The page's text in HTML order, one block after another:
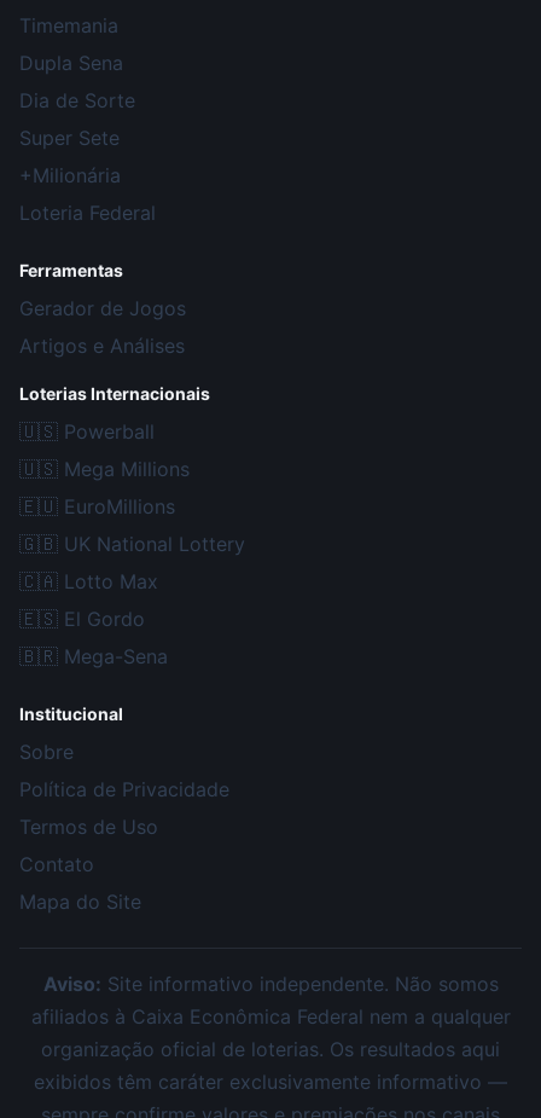
Timemania
Dupla Sena
Dia de Sorte
Super Sete
+Milionária
Loteria Federal
Ferramentas
Gerador de Jogos
Artigos e Análises
Loterias Internacionais
🇺🇸 Powerball
🇺🇸 Mega Millions
🇪🇺 EuroMillions
🇬🇧 UK National Lottery
🇨🇦 Lotto Max
🇪🇸 El Gordo
🇧🇷 Mega-Sena
Institucional
Sobre
Política de Privacidade
Termos de Uso
Contato
Mapa do Site
Aviso: Site informativo independente. Não somos
afiliados à Caixa Econômica Federal nem a qualquer
organização oficial de loterias. Os resultados aqui
exibidos têm caráter exclusivamente informativo —